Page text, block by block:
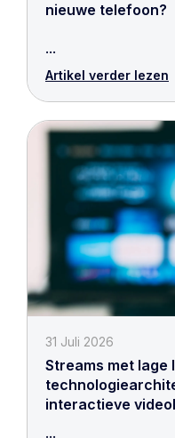
nieuwe telefoon?
...
Artikel verder lezen
31 Juli 2026
Streams met lage
interactieve
...